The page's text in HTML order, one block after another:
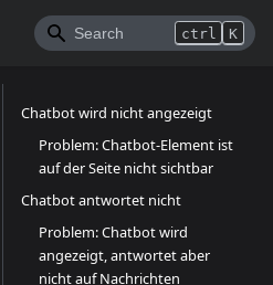
ctrl K
Chatbot wird nicht angezeigt
Problem: Chatbot-Element ist
auf der Seite nicht sichtbar
Chatbot antwortet nicht
Problem: Chatbot wird
angezeigt, antwortet aber
nicht auf Nachrichten